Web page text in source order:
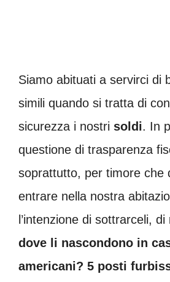
Siamo abituati a servirci di
simili quando si tratta di
sicurezza i nostri soldi. In
questione di trasparenza
soprattutto, per timore che
entrare nella nostra
l’intenzione di sottrarceli,
dove li nascondono in
americani? 5 posti